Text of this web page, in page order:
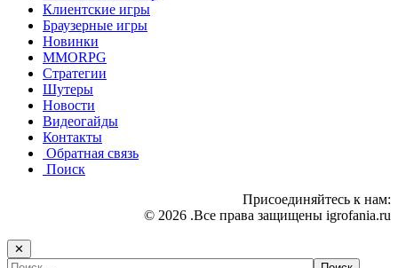
Клиентские игры
Браузерные игры
Новинки
MMORPG
Стратегии
Шутеры
Новости
Видеогайды
Контакты
Обратная связь
Поиск
Присоединяйтесь к нам:
© 2026 .Все права защищены igrofania.ru
✕